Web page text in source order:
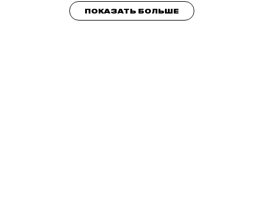
ПОКАЗАТЬ БОЛЬШЕ